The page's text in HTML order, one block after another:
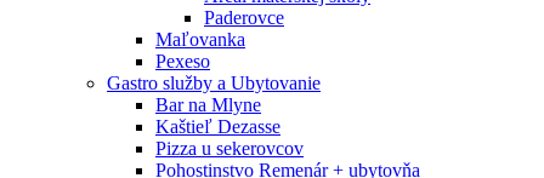
Paderovce
Maľovanka
Pexeso
Gastro služby a Ubytovanie
Bar na Mlyne
Kaštieľ Dezasse
Pizza u sekerovcov
Pohostinstvo Remenár + ubytovňa